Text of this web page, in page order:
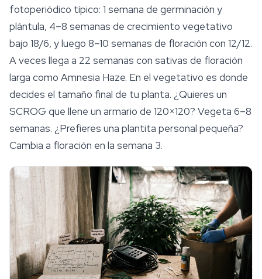
fotoperiódico típico: 1 semana de germinación y
plántula, 4–8 semanas de crecimiento vegetativo
bajo 18/6, y luego 8–10 semanas de floración con 12/12.
A veces llega a 22 semanas con sativas de floración
larga como Amnesia Haze. En el vegetativo es donde
decides el tamaño final de tu planta. ¿Quieres un
SCROG que llene un armario de 120×120? Vegeta 6–8
semanas. ¿Prefieres una plantita personal pequeña?
Cambia a floración en la semana 3.